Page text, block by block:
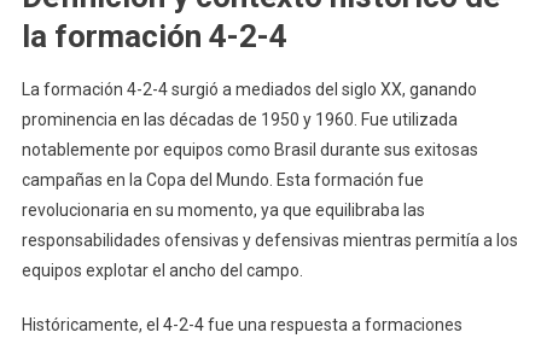
la formación 4-2-4
La formación 4-2-4 surgió a mediados del siglo XX, ganando
prominencia en las décadas de 1950 y 1960. Fue utilizada
notablemente por equipos como Brasil durante sus exitosas
campañas en la Copa del Mundo. Esta formación fue
revolucionaria en su momento, ya que equilibraba las
responsabilidades ofensivas y defensivas mientras permitía a los
equipos explotar el ancho del campo.
Históricamente, el 4-2-4 fue una respuesta a formaciones